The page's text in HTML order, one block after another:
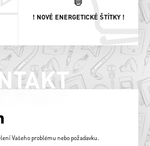
! NOVÉ ENERGETICKÉ ŠTÍTKY !
Vašeho problému nebo požadavku.